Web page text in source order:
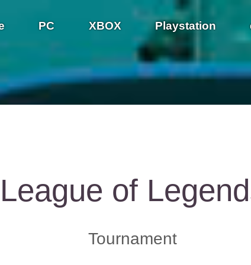
PC XBOX Playstation
League of
Tournament